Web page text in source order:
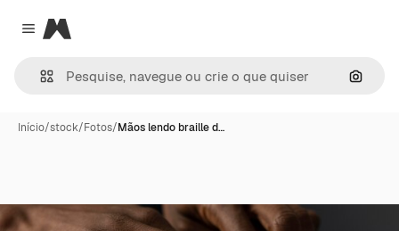
Close menu
Magnific
Início/stock/Fotos/Mãos lendo braille d…